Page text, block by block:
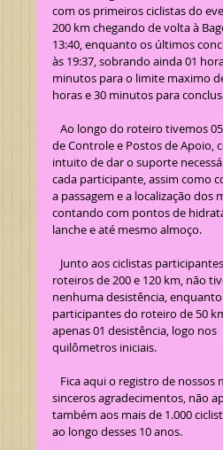
com os primeiros ciclistas do
200 km chegando de volta à
13:40, enquanto os últimos
às 19:37, sobrando ainda 01
minutos para o limite maximo
horas e 30 minutos para
de Controle e Postos de Apoio,
intuito de dar o suporte
cada participante, assim como
a passagem e a localização dos
contando com pontos de
lanche e até mesmo almoço.
roteiros de 200 e 120 km, não
nenhuma desistência,
participantes do roteiro de 50
apenas 01 desistência, logo nos
quilômetros iniciais.
sinceros agradecimentos, não
também aos mais de 1.000
ao longo desses 10 anos.